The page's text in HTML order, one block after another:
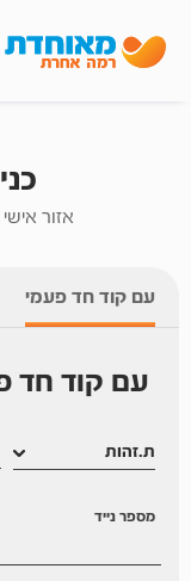
אזור
עם קוד חד פעמי
עם קוד חד
מספר נייד